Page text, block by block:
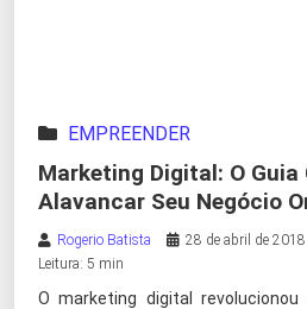
EMPREENDER
Marketing Digital: O
Alavancar Seu Negócio
Rogerio Batista 28 de abril de 2018
Leitura: 5 min
O marketing digital